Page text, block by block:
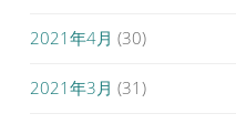
2021年4月 (30)
2021年3月 (31)